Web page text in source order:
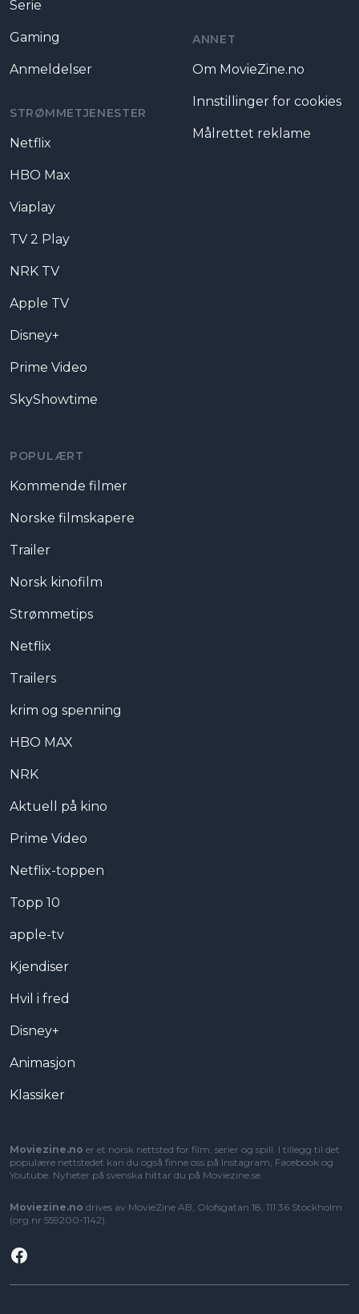
Serie
Gaming
Anmeldelser
STRØMMETJENESTER
Netflix
HBO Max
Viaplay
TV 2 Play
NRK TV
Apple TV
Disney+
Prime Video
SkyShowtime
POPULÆRT
Kommende filmer
Norske filmskapere
Trailer
Norsk kinofilm
Strømmetips
Netflix
Trailers
krim og spenning
HBO MAX
NRK
Aktuell på kino
Prime Video
Netflix-toppen
Topp 10
apple-tv
Kjendiser
Hvil i fred
Disney+
Animasjon
Klassiker
ANNET
Om MovieZine.no
Innstillinger for cookies
Målrettet reklame
Moviezine.no er et norsk nettsted for film, serier og spill. I tillegg til det
populære nettstedet kan du også finne oss på Instagram, Facebook og
Youtube. Nyheter på svenska hittar du på Moviezine.se.
Moviezine.no drives av MovieZine AB, Olofsgatan 18, 111 36 Stockholm
(org.nr 559200-1142).
Facebook